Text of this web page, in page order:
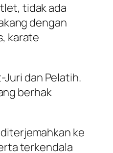
tidak ada
dengan
karate
Juri dan Pelatih.
berhak
ke
terkendala